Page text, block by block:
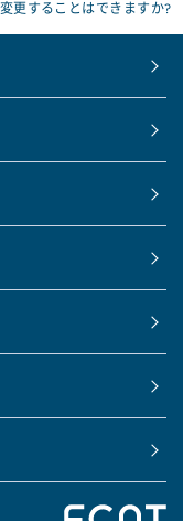
更することはできますか?